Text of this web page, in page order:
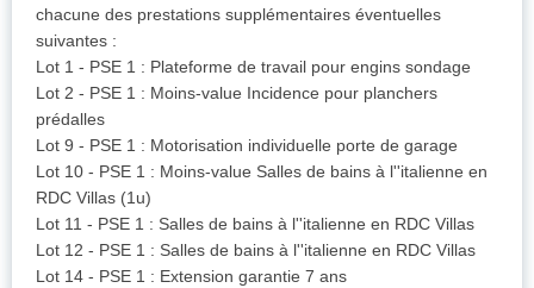
chacune des prestations supplémentaires éventuelles
suivantes :
Lot 1 - PSE 1 : Plateforme de travail pour engins sondage
Lot 2 - PSE 1 : Moins-value Incidence pour planchers
prédalles
Lot 9 - PSE 1 : Motorisation individuelle porte de garage
Lot 10 - PSE 1 : Moins-value Salles de bains à l''italienne en
RDC Villas (1u)
Lot 11 - PSE 1 : Salles de bains à l''italienne en RDC Villas
Lot 12 - PSE 1 : Salles de bains à l''italienne en RDC Villas
Lot 14 - PSE 1 : Extension garantie 7 ans